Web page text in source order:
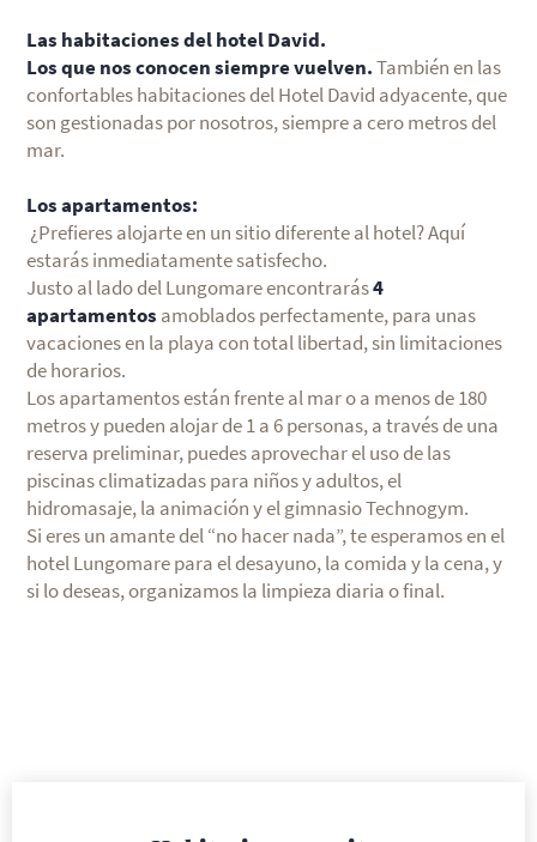
Las habitaciones del hotel David.
Los que nos conocen siempre vuelven.También en las
confortables habitaciones del Hotel David adyacente, que
son gestionadas por nosotros, siempre a cero metros del
mar.
Los apartamentos:
¿Prefieres alojarte en un sitio diferente al hotel? Aquí
estarás inmediatamente satisfecho.
Justo al lado del Lungomare encontrarás4
apartamentos amoblados perfectamente, para unas
vacaciones en la playa con total libertad, sin limitaciones
de horarios.
Los apartamentos están frente al mar o a menos de 180
metros y pueden alojar de 1 a 6 personas, a través de una
reserva preliminar, puedes aprovechar el uso de las
piscinas climatizadas para niños y adultos, el
hidromasaje, la animación y el gimnasio Technogym.
Si eres un amante del “no hacer nada”, te esperamos en el
hotel Lungomare para el desayuno, la comida y la cena, y
si lo deseas, organizamos la limpieza diaria o final.